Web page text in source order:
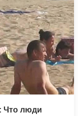
Что люди